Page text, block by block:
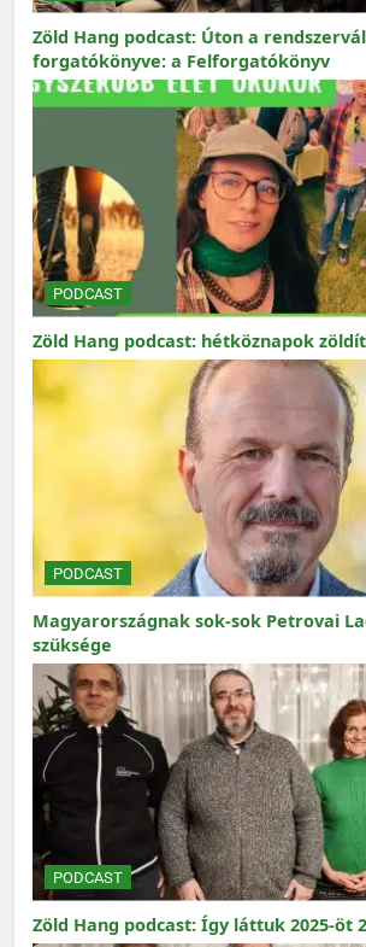
Zöld Hang podcast: Úton a
forgatókönyve: a Felforgatókönyv
PODCAST
Zöld Hang podcast: hétköznapok
PODCAST
Magyarországnak sok-sok Petrovai
szüksége
PODCAST
Zöld Hang podcast: Így láttuk 2025-öt